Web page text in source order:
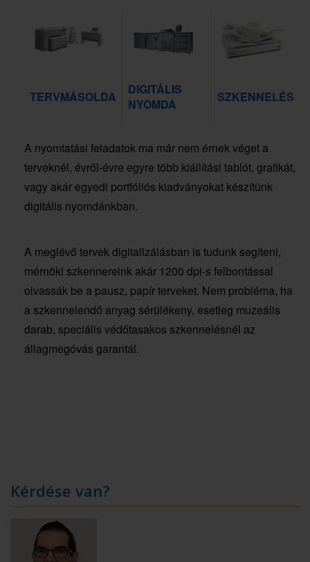
TERVMÁSOLDA
DIGITÁLIS
NYOMDA
SZKENNELÉS
A nyomtatási feladatok ma már nem érnek véget a
terveknél, évről-évre egyre több kiállítási tablót, grafikát,
vagy akár egyedi portfóliós kiadványokat készítünk
digitális nyomdánkban.
A meglévő tervek digitalizálásban is tudunk segíteni,
mérnöki szkennereink akár 1200 dpi-s felbontással
olvassák be a pausz, papír terveket. Nem probléma, ha
a szkennelendő anyag sérülékeny, esetleg muzeális
darab, speciális védőtasakos szkennelésnél az
állagmegóvás garantál.
Kérdése van?